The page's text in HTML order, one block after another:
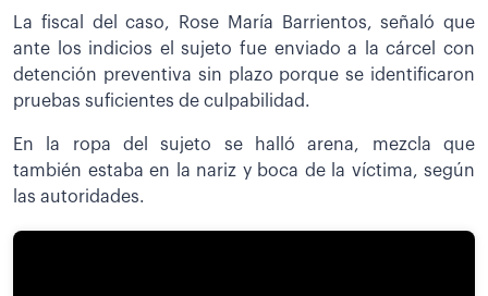
La fiscal del caso, Rose María Barrientos, señaló que
ante los indicios el sujeto fue enviado a la cárcel con
detención preventiva sin plazo porque se identificaron
pruebas suficientes de culpabilidad.
En la ropa del sujeto se halló arena, mezcla que
también estaba en la nariz y boca de la víctima, según
las autoridades.